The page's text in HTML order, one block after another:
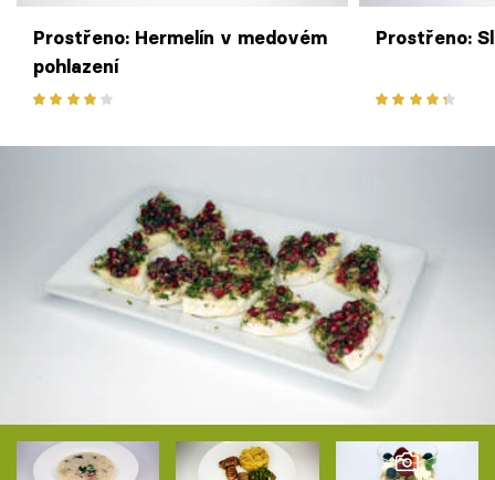
Prostřeno: Hermelín v medovém
pohlazení
Prostřeno: